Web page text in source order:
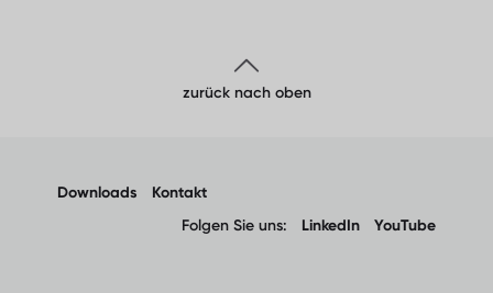
zurück nach oben
Downloads
Kontakt
Folgen Sie uns:
LinkedIn YouTube